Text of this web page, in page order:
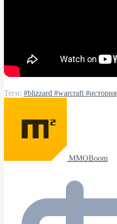
Теги: #blizzard #warcraft #история
MMOBoom